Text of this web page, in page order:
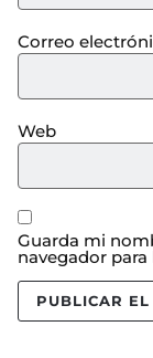
Correo
Web
Guarda mi
navegador